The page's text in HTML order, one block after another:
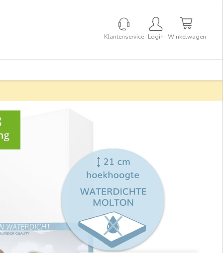
Klantenservice Login Winkelwagen